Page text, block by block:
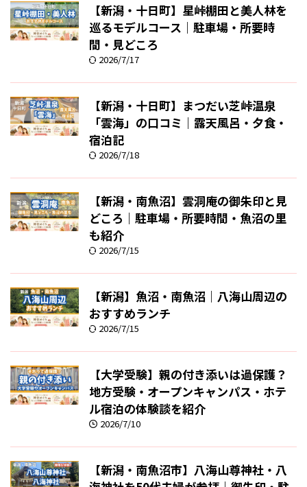
【新潟・十日町】星峠棚田と美人林を
巡るモデルコース｜駐車場・所要時
間・見どころ
2026/7/17
【新潟・十日町】まつだい芝峠温泉
「雲海」の口コミ｜露天風呂・夕食・
宿泊記
2026/7/18
【新潟・南魚沼】雲洞庵の御朱印と見
どころ｜駐車場・所要時間・魚沼の里
も紹介
2026/7/15
【新潟】魚沼・南魚沼｜八海山周辺の
おすすめランチ
2026/7/15
【大学受験】親の付き添いは過保護？
地方受験・オープンキャンパス・ホテ
ル宿泊の体験談を紹介
2026/7/10
【新潟・南魚沼市】八海山尊神社・八